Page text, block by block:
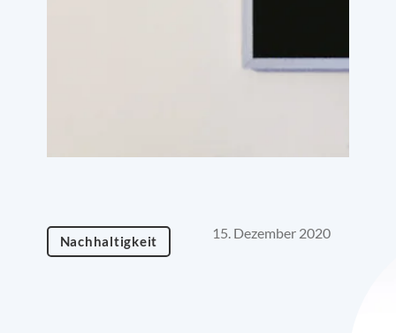
Nachhaltigkeit 15. Dezember 2020